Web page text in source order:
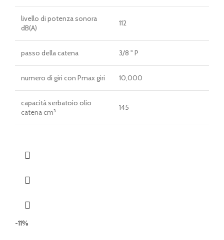
livello di potenza sonora
dB(A)
112
passo della catena 3/8 " P
numero di giri con Pmax giri 10,000
capacità serbatoio olio
catena cm³
145
-11%